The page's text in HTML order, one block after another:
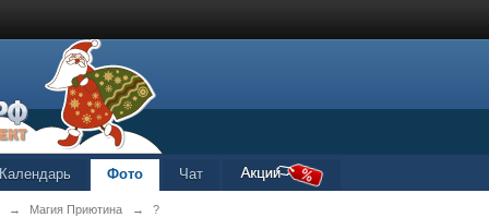
Календарь Фото Чат
→ Магия Приютина → ?